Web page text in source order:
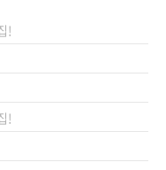
!
!